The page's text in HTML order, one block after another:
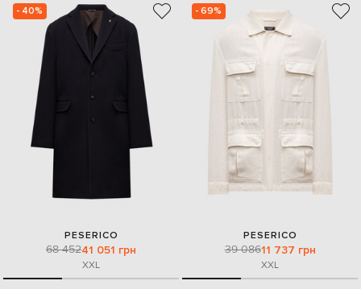
- 40%
PESERICO
68 45241 051 грн
XXL
- 69%
PESERICO
39 08611 737 грн
XXL